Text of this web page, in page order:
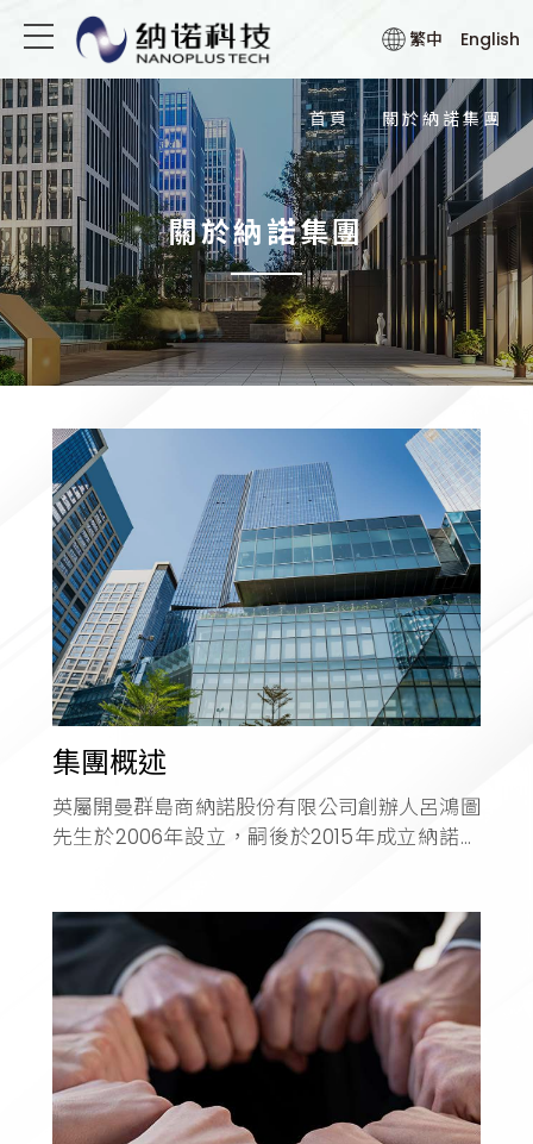
關於納諾集團
繁中 English
首頁 關於納諾集團
關於納諾集團
集團概述
英屬開曼群島商納諾股份有限公司創辦人呂鴻圖
先生於2006年設立，嗣後於2015年成立納諾集